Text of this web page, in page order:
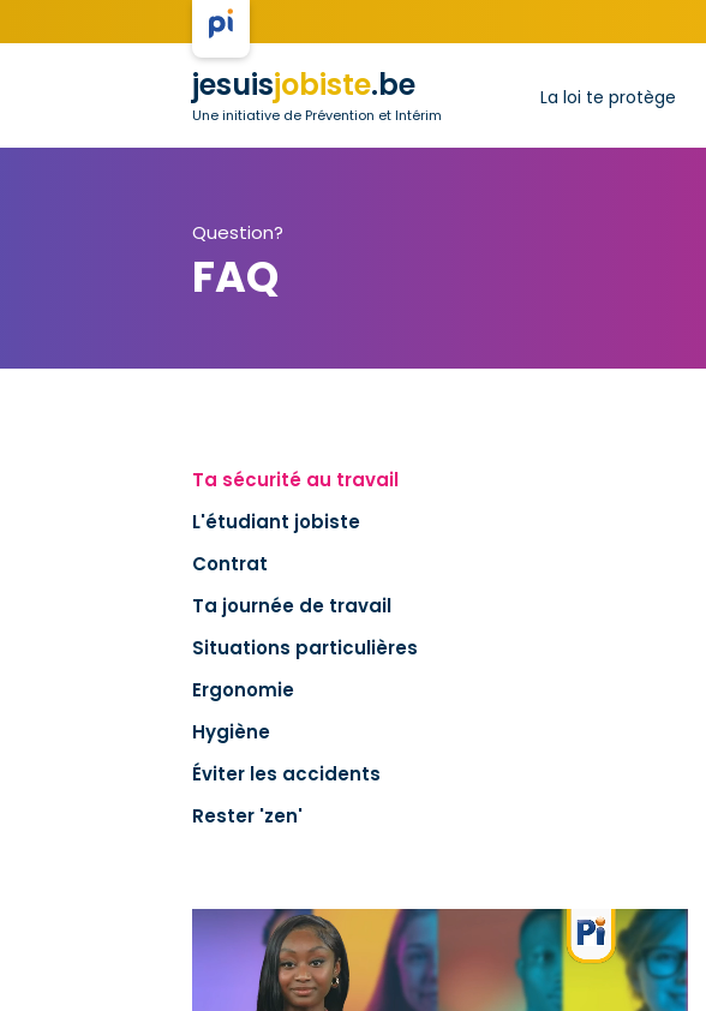
jesuisjobiste.be
Une initiative de Prévention et Intérim
La loi te protège
Question?
FAQ
Ta sécurité au travail
L'étudiant jobiste
Contrat
Ta journée de travail
Situations particulières
Ergonomie
Hygiène
Éviter les accidents
Rester 'zen'